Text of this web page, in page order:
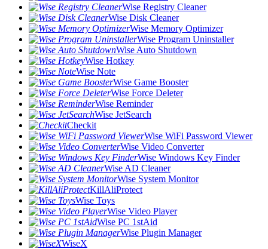
Wise Registry Cleaner
Wise Disk Cleaner
Wise Memory Optimizer
Wise Program Uninstaller
Wise Auto Shutdown
Wise Hotkey
Wise Note
Wise Game Booster
Wise Force Deleter
Wise Reminder
Wise JetSearch
Checkit
Wise WiFi Password Viewer
Wise Video Converter
Wise Windows Key Finder
Wise AD Cleaner
Wise System Monitor
KillAliProtect
Wise Toys
Wise Video Player
Wise PC 1stAid
Wise Plugin Manager
WiseX